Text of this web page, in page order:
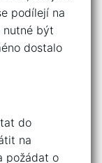
podílejí na
nutné být
dostalo
do
na
požádat o